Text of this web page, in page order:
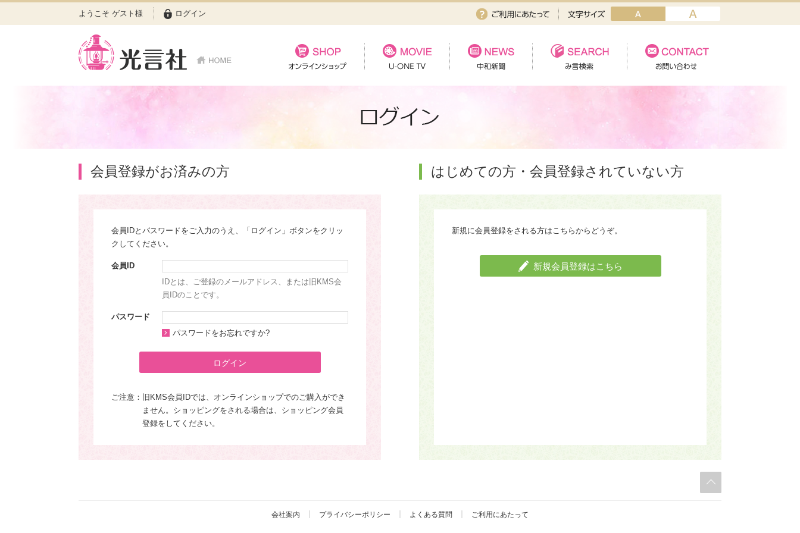
ようこそ ゲスト様 ログイン
会員登録がお済みの方
会員IDとパスワードをご入力のうえ、「ログイン」ボタンをクリッ
クしてください。
会員ID
IDとは、ご登録のメールアドレス、または旧KMS会
員IDのことです。
パスワード
パスワードをお忘れですか?
ログイン
ご注意：
旧KMS会員IDでは、オンラインショップでのご購入ができ
ません。ショッピングをされる場合は、ショッピング会員
登録をしてください。
はじめての方・会員登録されていない方
新規に会員登録をされる方はこちらからどうぞ。
新規会員登録はこちら
会社案内 プライバシーポリシー よくある質問 ご利用にあたって